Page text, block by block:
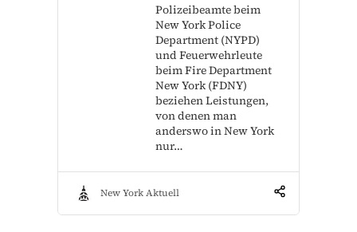
Polizeibeamte beim
New York Police
Department (NYPD)
und Feuerwehrleute
beim Fire Department
New York (FDNY)
beziehen Leistungen,
von denen man
anderswo in New York
nur…
New York Aktuell